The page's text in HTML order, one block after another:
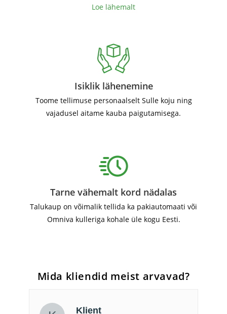
Loe lähemalt
Isiklik lähenemine
Toome tellimuse personaalselt Sulle koju ning
vajadusel aitame kauba paigutamisega.
Tarne vähemalt kord nädalas
Talukaup on võimalik tellida ka pakiautomaati või
Omniva kulleriga kohale üle kogu Eesti.
Mida kliendid meist arvavad?
Klient